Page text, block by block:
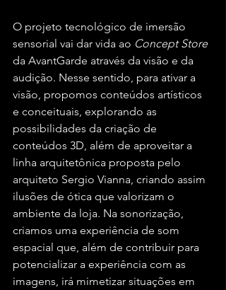
O projeto tecnológico de imersão
sensorial vai dar vida ao Concept Store
da AvantGarde através da visão e da
audição. Nesse sentido, para ativar a
visão, propomos conteúdos artísticos
e conceituais, explorando as
possibilidades da criação de
conteúdos 3D, além de aproveitar a
linha arquitetônica proposta pelo
arquiteto Sergio Vianna, criando assim
ilusões de ótica que valorizam o
ambiente da loja. Na sonorização,
criamos uma experiência de som
espacial que, além de contribuir para
potencializar a experiência com as
imagens, irá mimetizar situações em